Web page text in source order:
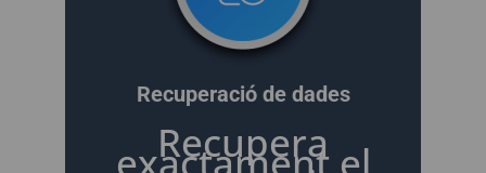
Recuperació de dades
Recupera
exactament el